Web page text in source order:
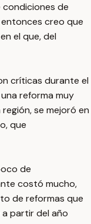
de
creo que
el que, del
críticas durante el
reforma muy
se mejoró en
que
de
costó mucho,
de reformas que
partir del año